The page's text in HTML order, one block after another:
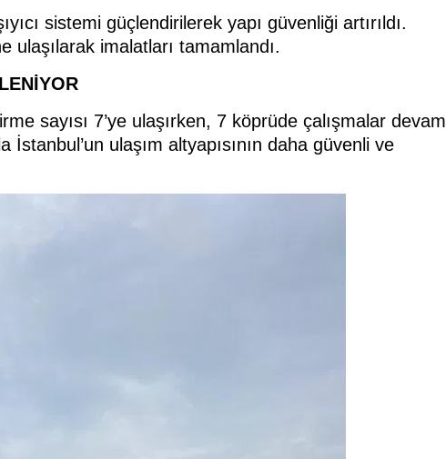
sistemi güçlendirilerek yapı güvenliği artırıldı.
imalatları tamamlandı.
sayısı 7’ye ulaşırken, 7 köprüde çalışmalar devam
ulaşım altyapısının daha güvenli ve